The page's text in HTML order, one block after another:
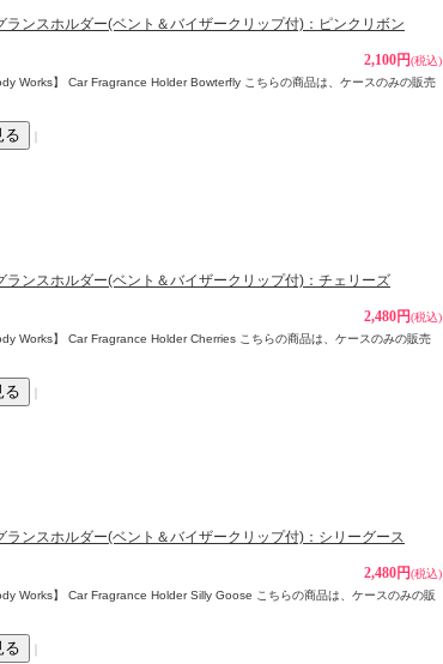
ランスホルダー(ベント＆バイザークリップ付)：ピンクリボン
2,100円(税込)
Works】 Car Fragrance Holder Bowterfly こちらの商品は、ケースのみの販売
ランスホルダー(ベント＆バイザークリップ付)：チェリーズ
2,480円(税込)
Works】 Car Fragrance Holder Cherries こちらの商品は、ケースのみの販売
ランスホルダー(ベント＆バイザークリップ付)：シリーグース
2,480円(税込)
Works】 Car Fragrance Holder Silly Goose こちらの商品は、ケースのみの販